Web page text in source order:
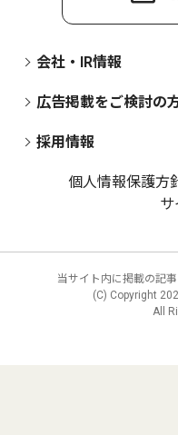
会社・IR情報
広告掲載をご検討の
採用情報
個人情報保護方
当サイト内に掲載の記
(C) Copyright
All